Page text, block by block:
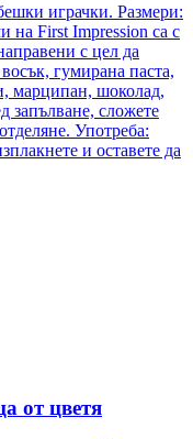
играчки. Размери:
на First Impression са с
с цел да
гумирана паста,
марципан, шоколад,
запълване, сложете
Употреба:
и оставете да
от цветя